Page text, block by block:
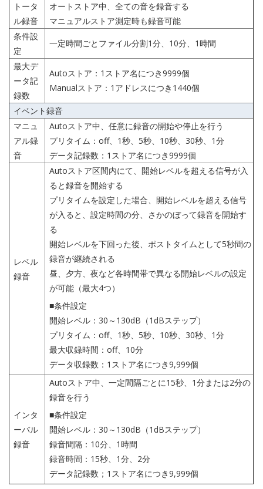
トータ
ル録音
オートストア中、全ての音を録音する
マニュアルストア測定時も録音可能
条件設
定
一定時間ごとファイル分割1分、10分、1時間
最大デ
ータ記
録数
Autoストア：1ストア名につき9999個
Manualストア：1アドレスにつき1440個
イベント録音
マニュ
アル録
音
Autoストア中、任意に録音の開始や停止を行う
プリタイム：off、1秒、5秒、10秒、30秒、1分
データ記録数：1ストア名につき9999個
レベル
録音
Autoストア区間内にて、開始レベルを超える信号が入
ると録音を開始する
プリタイムを設定した場合、開始レベルを超える信号
が入ると、設定時間の分、さかのぼって録音を開始す
る
開始レベルを下回った後、ポストタイムとして5秒間の
録音が継続される
昼、夕方、夜など各時間帯で異なる開始レベルの設定
が可能（最大4つ）
■条件設定
開始レベル：30～130dB（1dBステップ）
プリタイム：off、1秒、5秒、10秒、30秒、1分
最大収録時間：off、10分
データ収録数：1ストア名につき9,999個
インタ
ーバル
録音
Autoストア中、一定間隔ごとに15秒、1分または2分の
録音を行う
■条件設定
開始レベル：30～130dB（1dBステップ）
録音間隔：10分、1時間
録音時間：15秒、1分、2分
データ記録数；1ストア名につき9,999個